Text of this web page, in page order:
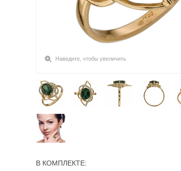
Наведите, чтобы увеличить
В КОМПЛЕКТЕ: